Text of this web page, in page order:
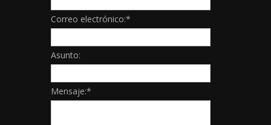
Correo electrónico:*
Asunto:
Mensaje:*